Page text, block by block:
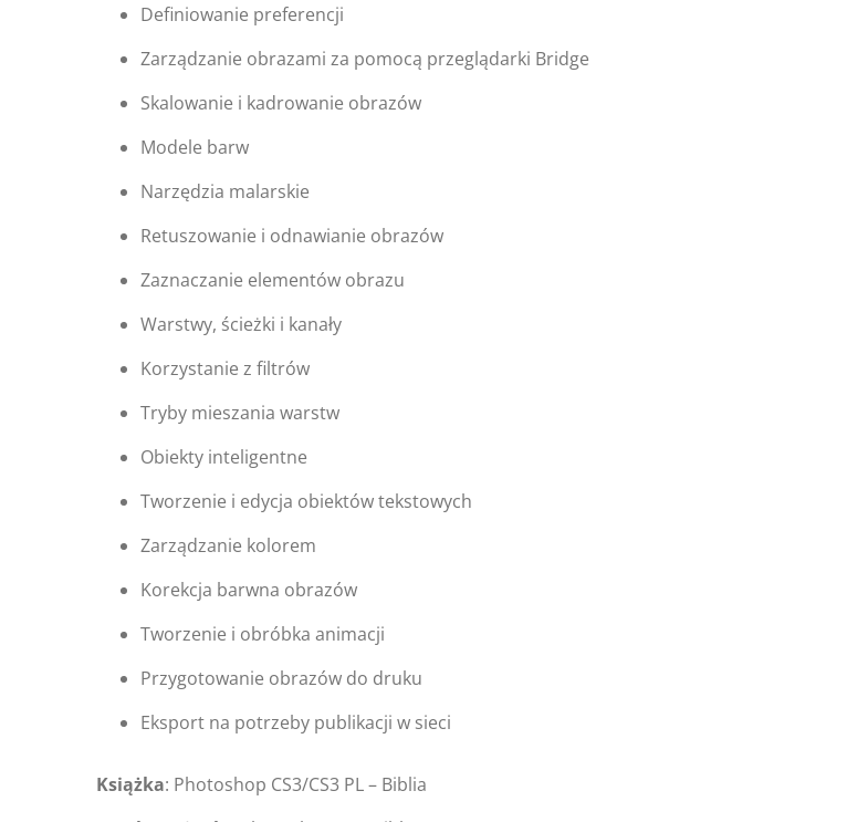
Definiowanie preferencji
Zarządzanie obrazami za pomocą przeglądarki Bridge
Skalowanie i kadrowanie obrazów
Modele barw
Narzędzia malarskie
Retuszowanie i odnawianie obrazów
Zaznaczanie elementów obrazu
Warstwy, ścieżki i kanały
Korzystanie z filtrów
Tryby mieszania warstw
Obiekty inteligentne
Tworzenie i edycja obiektów tekstowych
Zarządzanie kolorem
Korekcja barwna obrazów
Tworzenie i obróbka animacji
Przygotowanie obrazów do druku
Eksport na potrzeby publikacji w sieci
Książka: Photoshop CS3/CS3 PL – Biblia